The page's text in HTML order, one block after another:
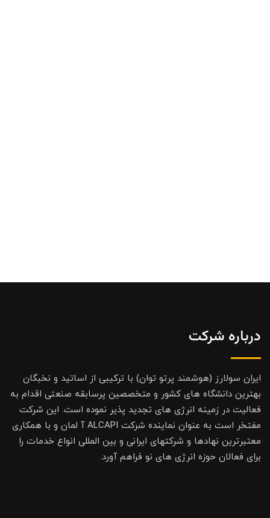
درباره شرکت
ایران سولارز (هوشمند پرتو توان) با ترکیبی از اساتید و نخبگان
بهترین دانشگاه های کشور و متخصصین پرسابقه صنعتی اقدام به
فعالیت در زمینه انرژی های تجدید پذیر نموده است. این شرکت
مفتخر است به عنوان نماینده شرکت ALCAPI آ لمان و با همکاری
معتبرترین نهادها و شرکتهای ایرانی و بین المللی انواع خدمات را
برای فعالان حوزه انرژی های نو فراهم آورد.